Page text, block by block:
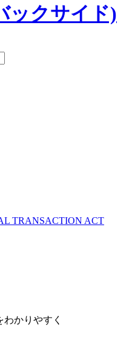
TRANSACTION ACT
かりやすく